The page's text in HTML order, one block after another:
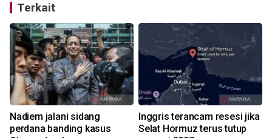
Terkait
Nadiem jalani sidang
perdana banding kasus
Inggris terancam resesi jika
Selat Hormuz terus tutup